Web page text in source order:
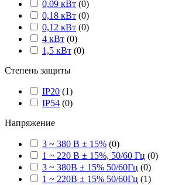
0,09 кВт (0)
0,18 кВт (0)
0,12 кВт (0)
4 кВт (0)
1,5 кВт (0)
Степень защиты
IP20 (1)
IP54 (0)
Напряжение
3 ~ 380 В ± 15% (0)
1 ~ 220 В ± 15%, 50/60 Гц (0)
3 ~ 380В ± 15% 50/60Гц (0)
1 ~ 220В ± 15% 50/60Гц (1)